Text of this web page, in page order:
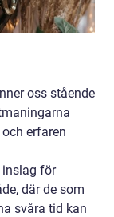
oss stående
erfaren
för
där de som
svåra tid kan